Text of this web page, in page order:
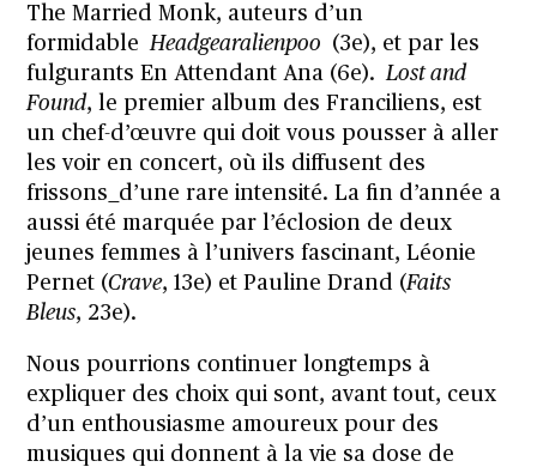
The Married Monk, auteurs d’un
formidableHeadgearalienpoo (3e), et par les
fulgurants En Attendant Ana (6e).Lost and
Found, le premier album des Franciliens, est
un chef-d’œuvre qui doit vous pousser à aller
les voir en concert, où ils diffusent des
frissons
d’une rare intensité. La fin d’année a
aussi été marquée par l’éclosion de deux
jeunes femmes à l’univers fascinant, Léonie
Pernet (Crave, 13e) et Pauline Drand (Faits
Bleus, 23e).
Nous pourrions continuer longtemps à
expliquer des choix qui sont, avant tout, ceux
d’un enthousiasme amoureux pour des
musiques qui donnent à la vie sa dose de